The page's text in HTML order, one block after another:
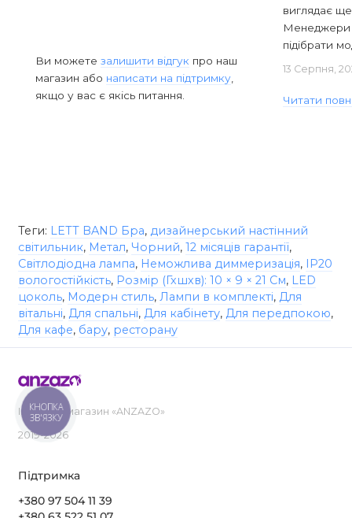
Ви можете залишити відгук про наш
магазин або написати на підтримку
якщо у вас є якісь питання.
виглядає
Менеджери
підібрати
13 Серпня,
Читати
Теги: LETT BAND Бра, дизайнерський настінний
світильник, Метал, Чорний, 12 місяців гарантії,
Світлодіодна лампа, Неможлива диммеризація,
IP20
вологостійкість, Розмір (Гхшхв): 10 × 9 × 21 См, LED
цоколь, Модерн стиль, Лампи в комплекті, Для
вітальні, Для спальні, Для кабінету, Для передпокою,
Для кафе, бару, ресторану
Інтернет-магазин «ANZAZO»
2019-2026
Підтримка
+380 97 504 11 39
КНОПКА
ЗВ'ЯЗКУ